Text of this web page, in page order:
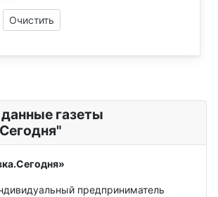
Очистить
газеты
предприниматель